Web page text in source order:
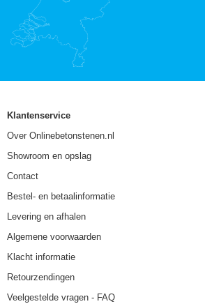
Klantenservice
Over Onlinebetonstenen.nl
Showroom en opslag
Contact
Bestel- en betaalinformatie
Levering en afhalen
Algemene voorwaarden
Klacht informatie
Retourzendingen
Veelgestelde vragen - FAQ